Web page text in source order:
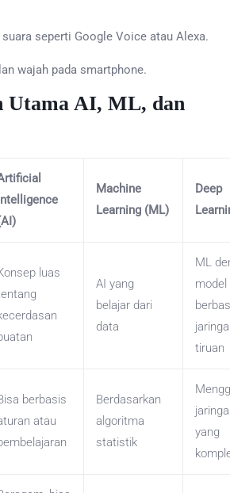
seperti Google Voice atau Alexa.
wajah pada smartphone.
Utama AI, ML, dan
Machine
Learning (ML)
Deep
luas
AI yang
belajar dari
data
ML
model
tiruan
berbasis
atau
Berdasarkan
algoritma
statistik
yang